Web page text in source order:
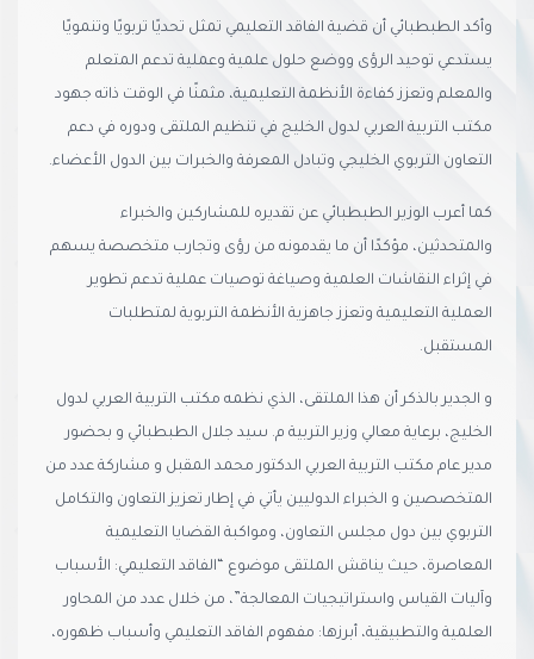
وأكد الطبطبائي أن قضية الفاقد التعليمي تمثل تحديًا تربويًا وتنمويًا
يستدعي توحيد الرؤى ووضع حلول علمية وعملية تدعم المتعلم
والمعلم وتعزز كفاءة الأنظمة التعليمية، مثمنًا في الوقت ذاته جهود
مكتب التربية العربي لدول الخليج في تنظيم الملتقى ودوره في دعم
التعاون التربوي الخليجي وتبادل المعرفة والخبرات بين الدول الأعضاء.
كما أعرب الوزير الطبطبائي عن تقديره للمشاركين والخبراء
والمتحدثين، مؤكدًا أن ما يقدمونه من رؤى وتجارب متخصصة يسهم
في إثراء النقاشات العلمية وصياغة توصيات عملية تدعم تطوير
العملية التعليمية وتعزز جاهزية الأنظمة التربوية لمتطلبات
المستقبل.
و الجدير بالذكر أن هذا الملتقى، الذي نظمه مكتب التربية العربي لدول
الخليج، برعاية معالي وزير التربية م. سيد جلال الطبطبائي و بحضور
مدير عام مكتب التربية العربي الدكتور محمد المقبل و مشاركة عدد من
المتخصصين و الخبراء الدوليين يأتي في إطار تعزيز التعاون والتكامل
التربوي بين دول مجلس التعاون، ومواكبة القضايا التعليمية
المعاصرة، حيث يناقش الملتقى موضوع “الفاقد التعليمي: الأسباب
وآليات القياس واستراتيجيات المعالجة”، من خلال عدد من المحاور
العلمية والتطبيقية، أبرزها: مفهوم الفاقد التعليمي وأسباب ظهوره،